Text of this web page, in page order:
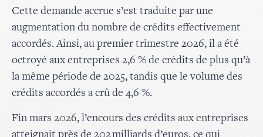
Cette demande accrue s’est traduite par une
augmentation du nombre de crédits effectivement
accordés. Ainsi, au premier trimestre 2026, il a été
octroyé aux entreprises 2,6 % de crédits de plus qu’à
la même période de 2025, tandis que le volume des
crédits accordés a crû de 4,6 %.
Fin mars 2026, l’encours des crédits aux entreprises